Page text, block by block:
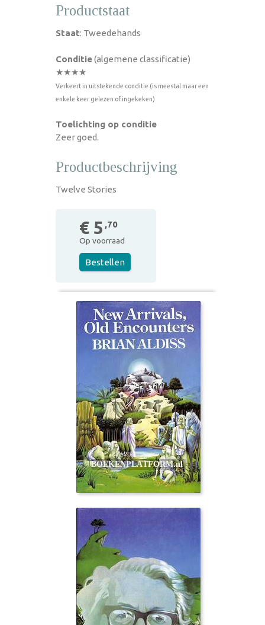
Productstaat
Staat: Tweedehands
Conditie(algemene classificatie)
★★★★
Verkeert in uitstekende conditie (is meestal maar een
enkele keer gelezen of ingekeken)
Toelichting op conditie
Zeer goed.
Productbeschrijving
Twelve Stories
€ 5 ,70
Op voorraad
Bestellen